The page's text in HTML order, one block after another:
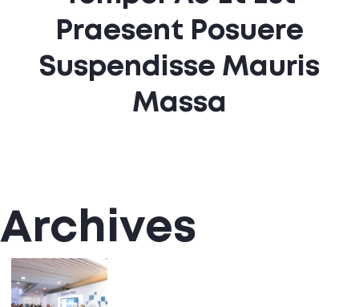
Praesent Posuere
Suspendisse Mauris
Massa
Archives